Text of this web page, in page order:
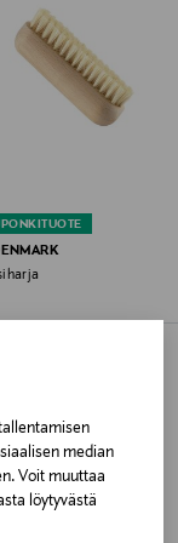
median
Voit muuttaa
löytyvästä